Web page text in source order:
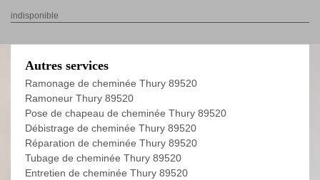
indisponible
Autres services
Ramonage de cheminée Thury 89520
Ramoneur Thury 89520
Pose de chapeau de cheminée Thury 89520
Débistrage de cheminée Thury 89520
Réparation de cheminée Thury 89520
Tubage de cheminée Thury 89520
Entretien de cheminée Thury 89520